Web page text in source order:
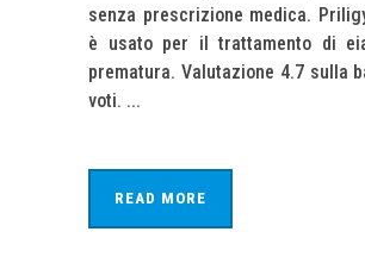
senza prescrizione medica.
è usato per il trattamento di
prematura. Valutazione 4.7 sulla
voti. ...
READ MORE